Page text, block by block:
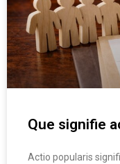
Que signifie
Actio popularis